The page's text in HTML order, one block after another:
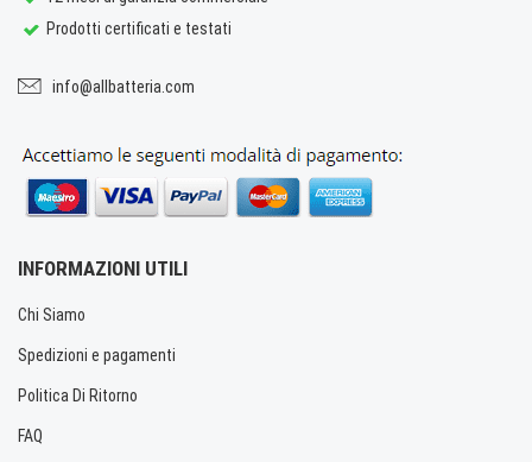
Prodotti certificati e testati
info@allbatteria.com
INFORMAZIONI UTILI
Chi Siamo
Spedizioni e pagamenti
Politica Di Ritorno
FAQ